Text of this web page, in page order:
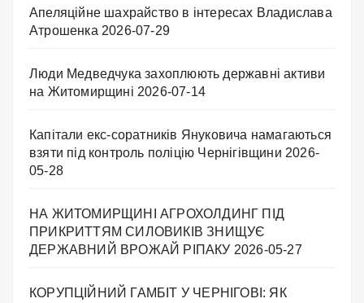
Апеляційне шахрайство в інтересах Владислава
Атрошенка 2026-07-29
Люди Медведчука захоплюють державні активи
на Житомирщині 2026-07-14
Капітали екс-соратників Януковича намагаються
взяти під контроль поліцію Чернігівщини 2026-
05-28
НА ЖИТОМИРЩИНІ АГРОХОЛДИНГ ПІД
ПРИКРИТТЯМ СИЛОВИКІВ ЗНИЩУЄ
ДЕРЖАВНИЙ ВРОЖАЙ РІПАКУ ​ 2026-05-27
КОРУПЦІЙНИЙ ГАМБІТ У ЧЕРНІГОВІ: ЯК